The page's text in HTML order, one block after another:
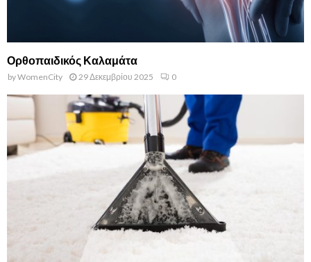
Ορθοπαιδικός Καλαμάτα
byWomenCity 29 Δεκεμβρίου 2025 0